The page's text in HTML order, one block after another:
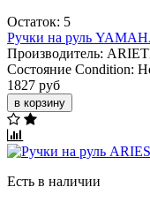
Остаток: 5
Ручки на руль
Производитель:
Состояние Condition:
1827 руб
в корзину
Есть в наличии